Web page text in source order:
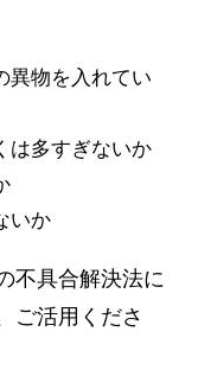
異物を入れてい
は多すぎないか
いか
不具合解決法に
ご活用くださ